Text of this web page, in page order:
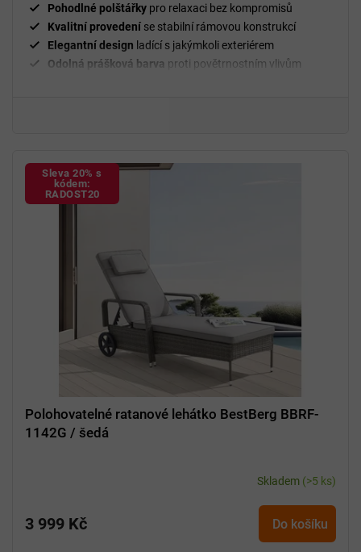
Pohodlné polštářky pro relaxaci bez kompromisů
Kvalitní provedení se stabilní rámovou konstrukcí
Elegantní design ladící s jakýmkoli exteriérem
Odolná prášková barva proti povětrnostním vlivům
Sleva 20% s
kódem:
RADOST20
Polohovatelné ratanové lehátko BestBerg BBRF-
1142G / šedá
Skladem (>5 ks)
3 999 Kč Do košíku